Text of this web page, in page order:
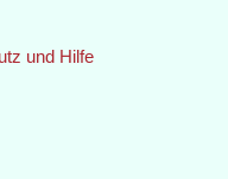
und Hilfe